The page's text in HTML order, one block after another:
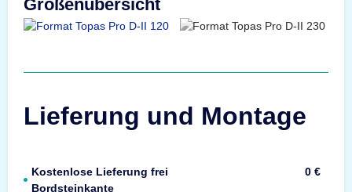
Größenübersicht
Lieferung und Montage
Kostenlose Lieferung frei
Bordsteinkante
0 €